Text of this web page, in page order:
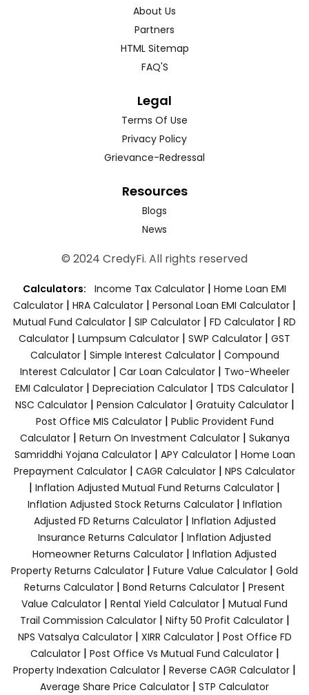
About Us
Partners
HTML Sitemap
FAQ'S
Legal
Terms Of Use
Privacy Policy
Grievance-Redressal
Resources
Blogs
News
© 2024 CredyFi. All rights reserved
Calculators: Income Tax Calculator | Home Loan EMI
Calculator | HRA Calculator | Personal Loan EMI Calculator |
Mutual Fund Calculator | SIP Calculator | FD Calculator | RD
Calculator | Lumpsum Calculator | SWP Calculator | GST
Calculator| Simple Interest Calculator| Compound
Interest Calculator| Car Loan Calculator| Two-Wheeler
EMI Calculator| Depreciation Calculator| TDS Calculator|
NSC Calculator| Pension Calculator| Gratuity Calculator|
Post Office MIS Calculator| Public Provident Fund
Calculator| Return On Investment Calculator| Sukanya
Samriddhi Yojana Calculator| APY Calculator| Home Loan
Prepayment Calculator | CAGR Calculator | NPS Calculator
| Inflation Adjusted Mutual Fund Returns Calculator |
Inflation Adjusted Stock Returns Calculator| Inflation
Adjusted FD Returns Calculator| Inflation Adjusted
Insurance Returns Calculator | Inflation Adjusted
Homeowner Returns Calculator | Inflation Adjusted
Property Returns Calculator | Future Value Calculator | Gold
Returns Calculator | Bond Returns Calculator | Present
Value Calculator | Rental Yield Calculator | Mutual Fund
Trail Commission Calculator| Nifty 50 Profit Calculator|
NPS Vatsalya Calculator| XIRR Calculator| Post Office FD
Calculator| Post Office Vs Mutual Fund Calculator|
Property Indexation Calculator | Reverse CAGR Calculator |
Average Share Price Calculator | STP Calculator